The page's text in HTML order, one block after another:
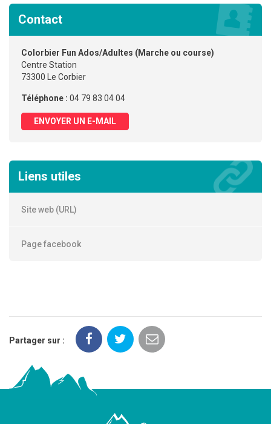
Contact
Colorbier Fun Ados/Adultes (Marche ou course)
Centre Station
73300 Le Corbier
Téléphone : 04 79 83 04 04
ENVOYER UN E-MAIL
Liens utiles
Site web (URL)
Page facebook
Partager sur :